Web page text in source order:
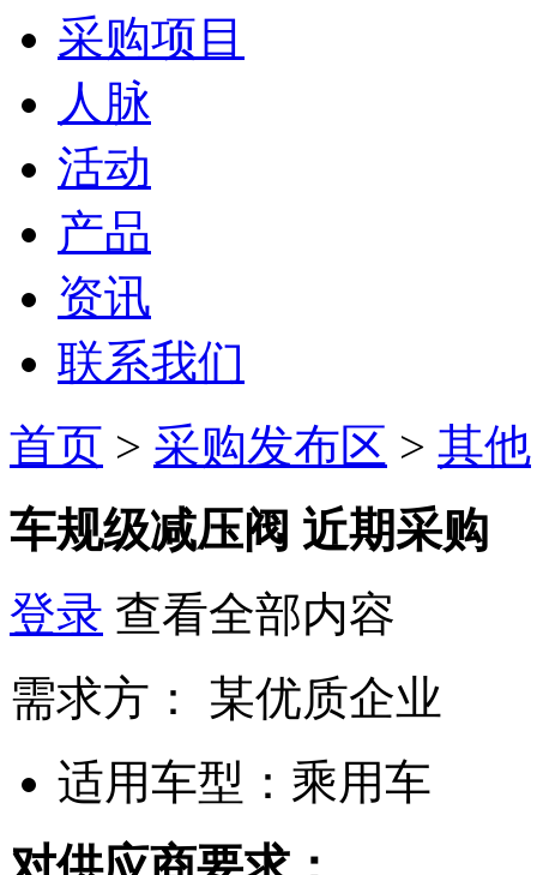
采购项目
人脉
活动
产品
资讯
联系我们
首页 > 采购发布区 > 其他
车规级减压阀 近期采购
登录 查看全部内容
需求方：
某优质企业
适用车型： 乘用车